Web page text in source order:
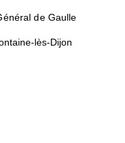
Gaulle
Dijon